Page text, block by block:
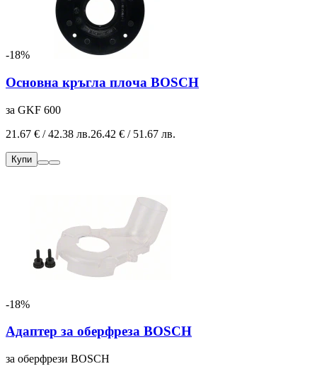
-18%
Основна кръгла плоча BOSCH
за GKF 600
21.67 € / 42.38 лв.26.42 € / 51.67 лв.
Купи
-18%
Адаптер за оберфреза BOSCH
за оберфрези BOSCH